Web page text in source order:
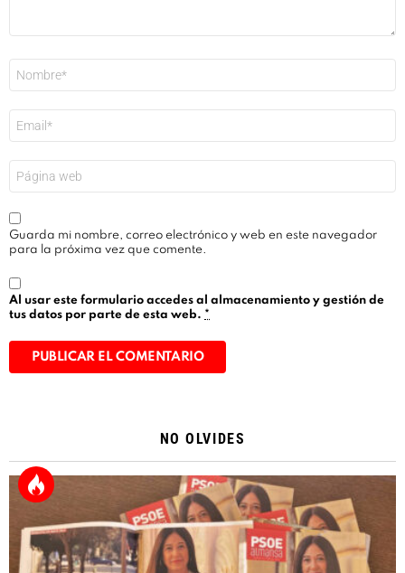
electrónico
*
Guarda mi nombre, correo electrónico y web en este navegador
para la próxima vez que comente.
Al usar este formulario accedes al almacenamiento y gestión de
tus datos por parte de esta web. *
NO OLVIDES